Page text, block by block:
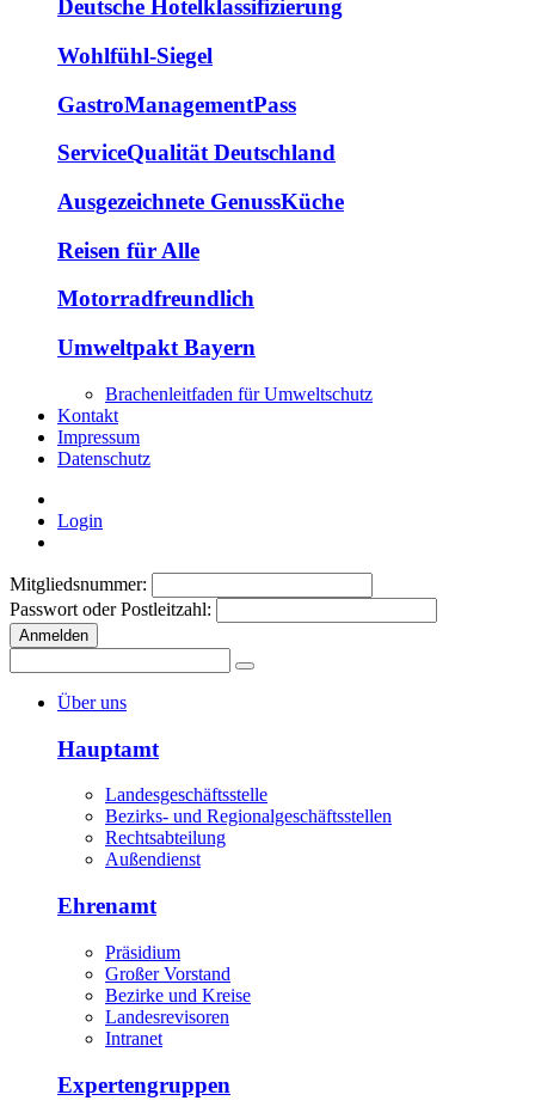
Deutsche Hotelklassifizierung
Wohlfühl-Siegel
GastroManagementPass
ServiceQualität Deutschland
Ausgezeichnete GenussKüche
Reisen für Alle
Motorradfreundlich
Umweltpakt Bayern
Brachenleitfaden für Umweltschutz
Kontakt
Impressum
Datenschutz
Login
Mitgliedsnummer:
Passwort oder Postleitzahl:
Anmelden
Über uns
Hauptamt
Landesgeschäftsstelle
Bezirks- und Regionalgeschäftsstellen
Rechtsabteilung
Außendienst
Ehrenamt
Präsidium
Großer Vorstand
Bezirke und Kreise
Landesrevisoren
Intranet
Expertengruppen